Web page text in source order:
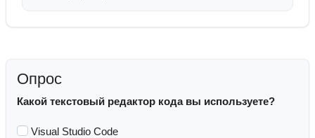
Опрос
Какой текстовый редактор кода вы используете?
Visual Studio Code